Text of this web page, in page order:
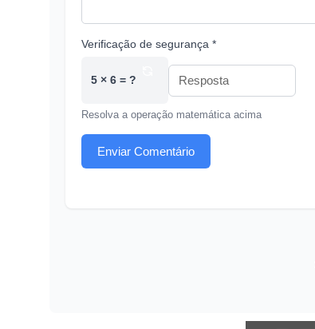
Verificação de segurança *
5 × 6 = ?
Resolva a operação matemática acima
Enviar Comentário